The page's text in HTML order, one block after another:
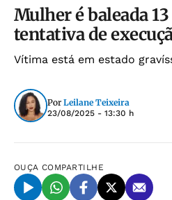
Mulher é baleada
tentativa de
Vítima está em estado
Por Leilane Teixeira
23/08/2025 - 13:30 h
OUÇA COMPARTILHE